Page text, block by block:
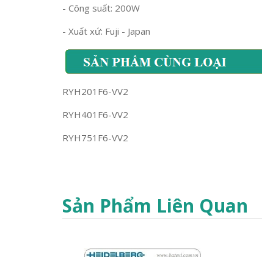
- Công suất: 200W
- Xuất xứ: Fuji - Japan
RYH201F6-VV2
RYH401F6-VV2
RYH751F6-VV2
Sản Phẩm Liên Quan